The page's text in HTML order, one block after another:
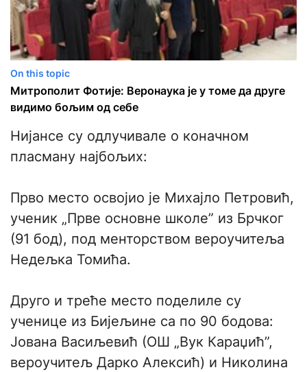
On this topic
Митрополит Фотије: Веронаука је у томе да друге
видимо бољим од себе
Нијансе су одлучивале о коначном
пласману најбољих:
Прво место освојио је Михајло Петровић,
ученик „Прве основне школе” из Брчког
(91 бод), под менторством вероучитеља
Недељка Томића.
Друго и треће место поделиле су
ученице из Бијељине са по 90 бодова:
Јована Васиљевић (ОШ „Вук Караџић”,
вероучитељ Дарко Алексић) и Николина